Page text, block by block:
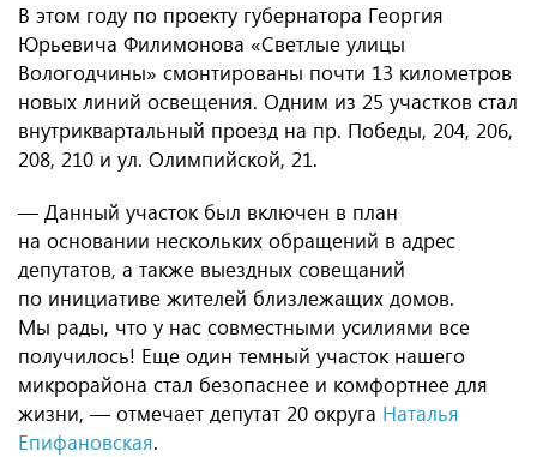
В этом году по проекту губернатора Георгия
Юрьевича Филимонова «Светлые улицы
Вологодчины» смонтированы почти 13 километров
новых линий освещения. Одним из 25 участков стал
внутриквартальный проезд на пр. Победы, 204, 206,
208, 210 и ул. Олимпийской, 21.
— Данный участок был включен в план
на основании нескольких обращений в адрес
депутатов, а также выездных совещаний
по инициативе жителей близлежащих домов.
Мы рады, что у нас совместными усилиями все
получилось! Еще один темный участок нашего
микрорайона стал безопаснее и комфортнее для
жизни, — отмечает депутат 20 округа Наталья
Епифановская.